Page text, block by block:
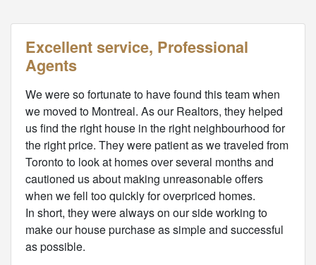
Excellent service, Professional
Agents
We were so fortunate to have found this team when
we moved to Montreal. As our Realtors, they helped
us find the right house in the right neighbourhood for
the right price. They were patient as we traveled from
Toronto to look at homes over several months and
cautioned us about making unreasonable offers
when we fell too quickly for overpriced homes.
In short, they were always on our side working to
make our house purchase as simple and successful
as possible.